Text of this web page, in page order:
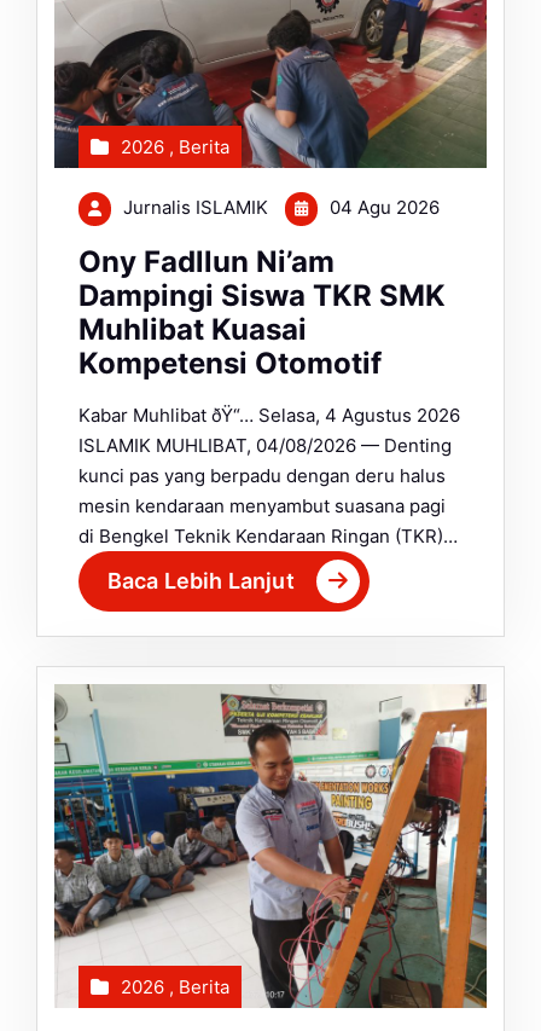
2026 , Berita
Jurnalis ISLAMIK 04 Agu 2026
Ony Fadllun Ni’am
Dampingi Siswa TKR SMK
Muhlibat Kuasai
Kompetensi Otomotif
Kabar Muhlibat ðŸ“… Selasa, 4 Agustus 2026
ISLAMIK MUHLIBAT, 04/08/2026 — Denting
kunci pas yang berpadu dengan deru halus
mesin kendaraan menyambut suasana pagi
di Bengkel Teknik Kendaraan Ringan (TKR)…
Baca Lebih Lanjut
2026 , Berita